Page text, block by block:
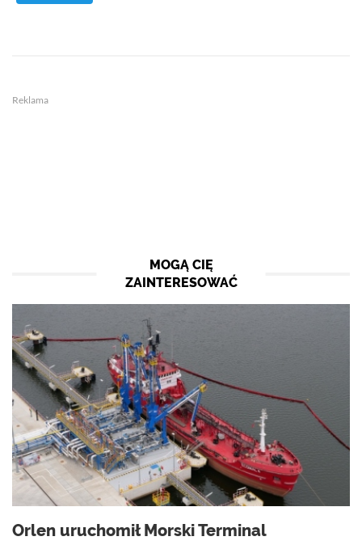
Reklama
MOGĄ CIĘ
ZAINTERESOWAĆ
Orlen uruchomił Morski Terminal